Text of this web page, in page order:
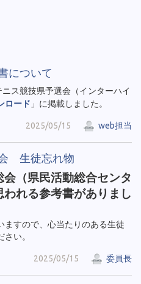
について
ス競技県予選会（インターハイ
ロード 」に掲載しました。
2025/05/15 web担当
生徒忘れ物
（県民活動総合センタ
れる参考書がありまし
ますので、心当たりのある生徒
い。
2025/05/15 委員長